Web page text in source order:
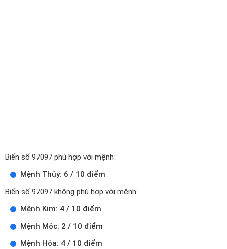
Biển số 97097 phù hợp với mệnh:
Mệnh Thủy: 6 / 10 điểm
Biển số 97097 không phù hợp với mệnh:
Mệnh Kim: 4 / 10 điểm
Mệnh Mộc: 2 / 10 điểm
Mệnh Hỏa: 4 / 10 điểm